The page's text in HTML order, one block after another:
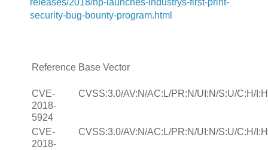
security-bug-bounty-program.html
Reference Base Vector
CVE-
2018-
5924
CVSS:3.0/AV:N/AC:L/PR:N/UI:N/S:U/C:H/
CVE-
2018-
CVSS:3.0/AV:N/AC:L/PR:N/UI:N/S:U/C:H/